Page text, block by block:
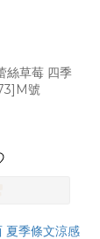
絲草莓 四季
號